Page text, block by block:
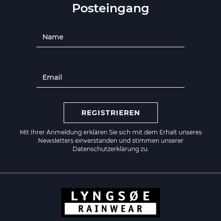
Posteingang
REGISTRIEREN
Mit Ihrer Anmeldung erklären Sie sich mit dem Erhalt unseres
Newsletters einverstanden und stimmen unserer
Datenschutzerklärung zu.